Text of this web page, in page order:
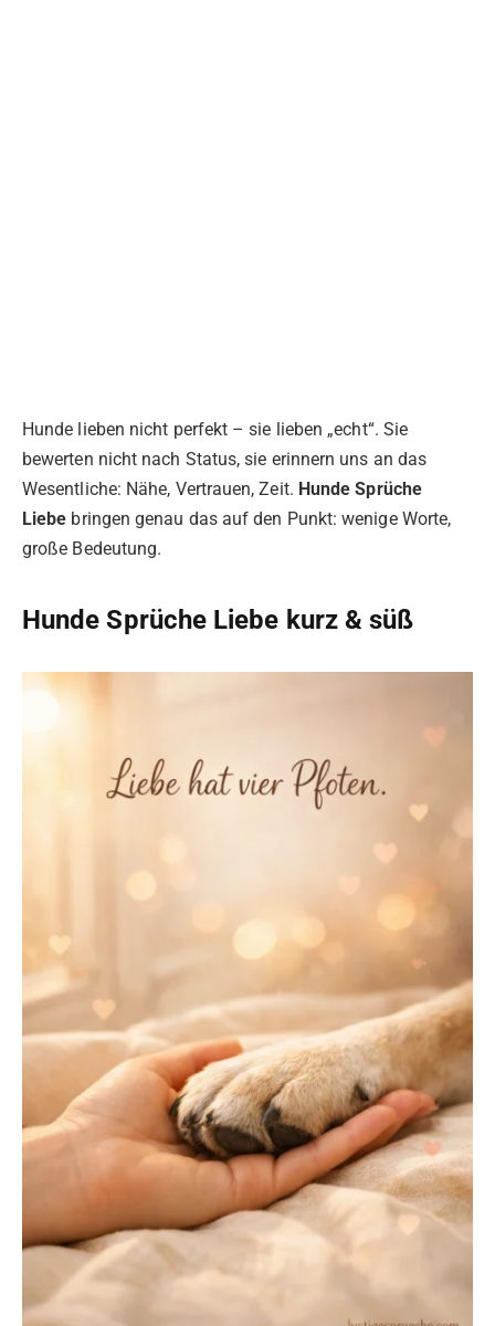
Hunde lieben nicht perfekt – sie lieben „echt“. Sie
bewerten nicht nach Status, sie erinnern uns an das
Wesentliche: Nähe, Vertrauen, Zeit. Hunde Sprüche
Liebe bringen genau das auf den Punkt: wenige Worte,
große Bedeutung.
Hunde Sprüche Liebe kurz & süß